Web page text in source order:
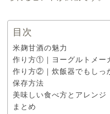
目次
米麹甘酒の魅力
作り方①｜ヨーグルトメー
作り方②｜炊飯器でもしっ
保存方法
美味しい食べ方とアレンジ
まとめ